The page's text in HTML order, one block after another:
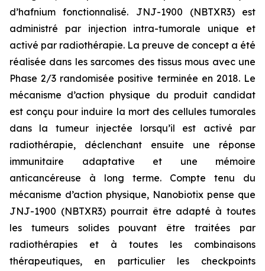
d’hafnium fonctionnalisé. JNJ-1900 (NBTXR3) est
administré par injection intra-tumorale unique et
activé par radiothérapie. La preuve de concept a été
réalisée dans les sarcomes des tissus mous avec une
Phase 2/3 randomisée positive terminée en 2018. Le
mécanisme d’action physique du produit candidat
est conçu pour induire la mort des cellules tumorales
dans la tumeur injectée lorsqu’il est activé par
radiothérapie, déclenchant ensuite une réponse
immunitaire adaptative et une mémoire
anticancéreuse à long terme. Compte tenu du
mécanisme d’action physique, Nanobiotix pense que
JNJ-1900 (NBTXR3) pourrait être adapté à toutes
les tumeurs solides pouvant être traitées par
radiothérapies et à toutes les combinaisons
thérapeutiques, en particulier les checkpoints